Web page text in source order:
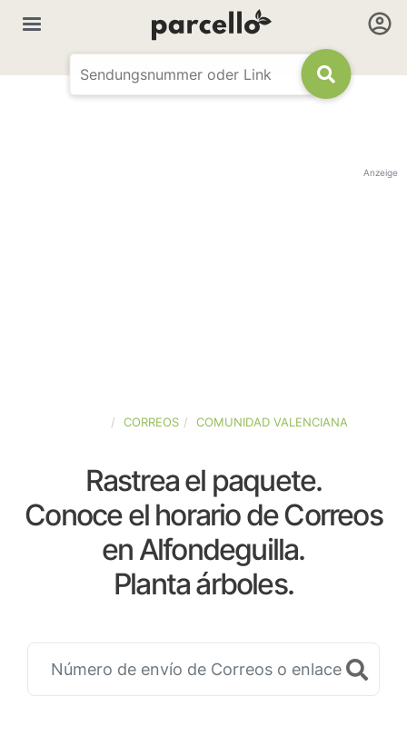
Anzeige
CORREOS COMUNIDAD VALENCIANA
Rastrea el paquete.
Conoce el horario de Correos
en Alfondeguilla.
Planta árboles.